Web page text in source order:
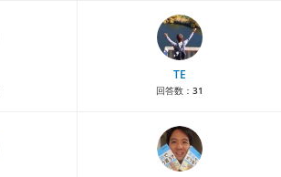
TE
回答数： 31